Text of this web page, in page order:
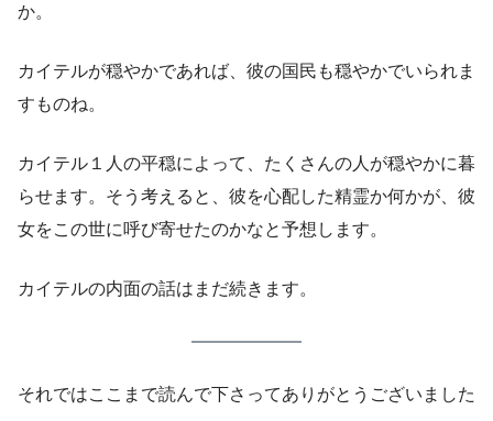
か。
カイテルが穏やかであれば、彼の国民も穏やかでいられま
すものね。
カイテル１人の平穏によって、たくさんの人が穏やかに暮
らせます。そう考えると、彼を心配した精霊か何かが、彼
女をこの世に呼び寄せたのかなと予想します。
カイテルの内面の話はまだ続きます。
それではここまで読んで下さってありがとうございました